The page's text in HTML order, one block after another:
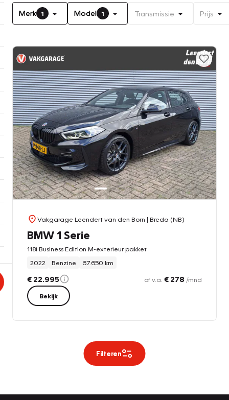
Merk 1 Model 1 Transmissie Prijs
Vakgarage Leendert van den Born | Breda (NB)
BMW 1 Serie
118i Business Edition M-exterieur pakket
2022
Benzine 67.650 km
€ 22.995 of v.a. € 278 /mnd
Bekijk
Filteren